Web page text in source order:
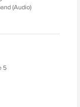
(Audio)
5